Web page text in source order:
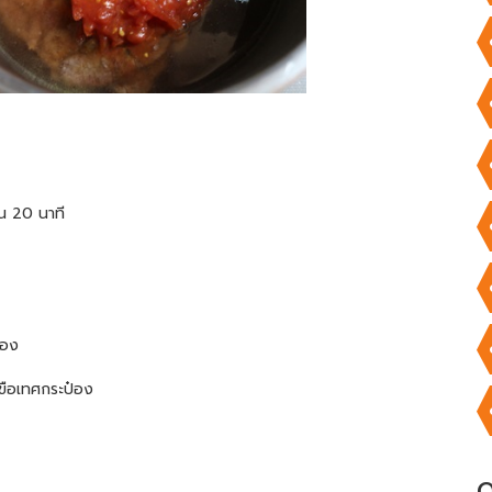
20 นาที
ง
อเทศกระป๋อง